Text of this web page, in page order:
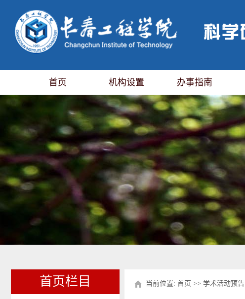
首页 机构设置 办事指南
首页栏目 当前位置: 首页 >> 学术活动预告